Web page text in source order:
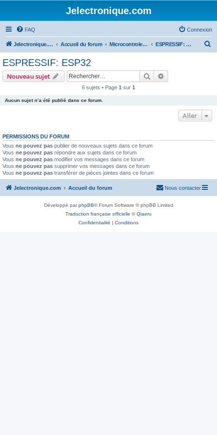
Jelectronique.com
FAQ Connexion
Jelectronique.com Accueil du forum Microcontroleurs ESPRESSIF: ESP32
ESPRESSIF: ESP32
Nouveau sujet Rechercher
6 sujets • Page 1 sur 1
Aucun sujet n’a été publié dans ce forum.
Aller
PERMISSIONS DU FORUM
Vous ne pouvez pas publier de nouveaux sujets dans ce forum
Vous ne pouvez pas répondre aux sujets dans ce forum
Vous ne pouvez pas modifier vos messages dans ce forum
Vous ne pouvez pas supprimer vos messages dans ce forum
Vous ne pouvez pas transférer de pièces jointes dans ce forum
Jelectronique.com Accueil du forum Nous contacter
Développé parphpBB® Forum Software © phpBB Limited
Traduction française officielle ©Qiaeru
Confidentialité | Conditions